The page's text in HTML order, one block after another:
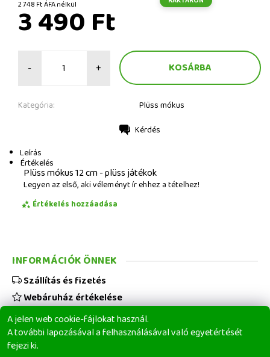
2 748 Ft ÁFA nélkül
3 490 Ft
- +
Kategória: Plüss mókus
Kérdés
Leírás
Értékelés
Plüss mókus 12 cm - plüss játékok
Legyen az első, aki véleményt ír ehhez a tételhez!
Értékelés hozzáadása
A jelen web cookie-fájlokat használ.
A további lapozásával a felhasználásával való egyetértését
fejezi ki.
INFORMÁCIÓK ÖNNEK
Szállítás és fizetés
Webáruház értékelése
Viszonteladóknak
Üzleti feltételek
Elérhetőségeink